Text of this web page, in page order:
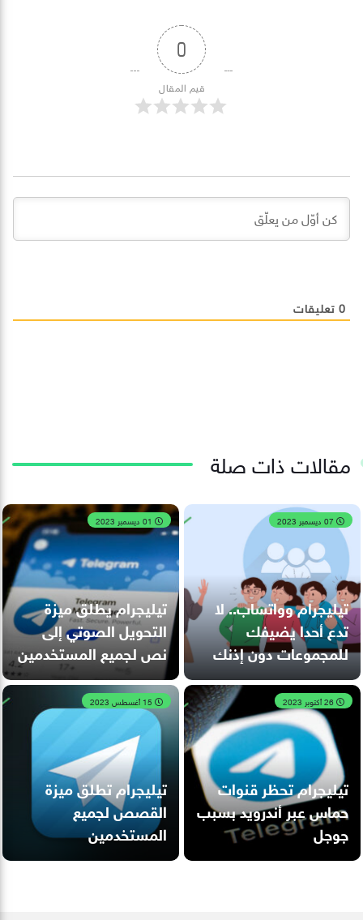
0
قيم المقال
0 تعليقات
مقالات ذات صلة
تيليجرام وواتساب.. لا
تدع أحدا يضيفك
للمجموعات دون إذنك
تيليجرام يطلق ميزة
التحويل الصوتي إلى
نص لجميع المستخدمين
تيليجرام تحظر قنوات
حماس عبر أندرويد بسبب
جوجل
تيليجرام تطلق ميزة
القصص لجميع
المستخدمين